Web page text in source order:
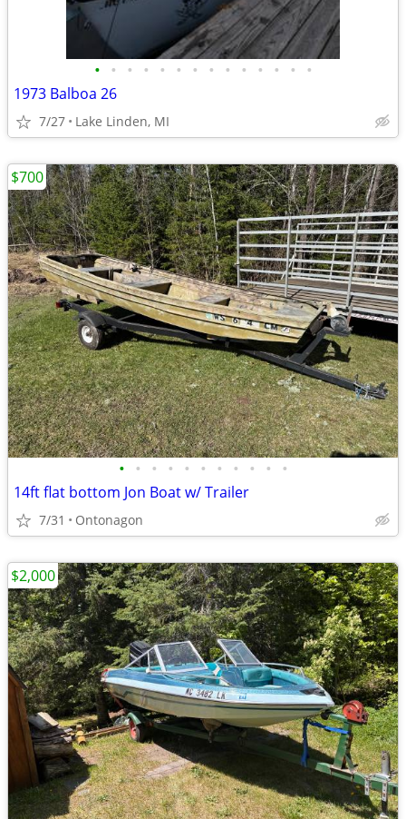
• • • • • • • • • • • • • •
1973 Balboa 26
7/27 Lake Linden, MI
• • • • • • • • • • •
14ft flat bottom Jon Boat w/ Trailer
7/31 Ontonagon
$700
$2,000